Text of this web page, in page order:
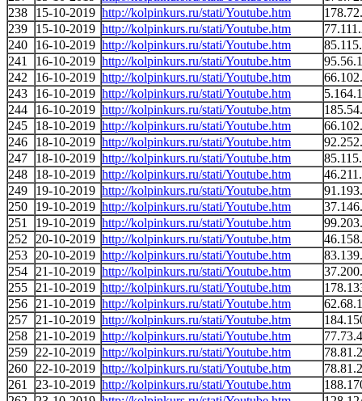
238
15-10-2019 http://kolpinkurs.ru/stati/Youtube.htm
239
15-10-2019 http://kolpinkurs.ru/stati/Youtube.htm
240
16-10-2019 http://kolpinkurs.ru/stati/Youtube.htm
241
16-10-2019 http://kolpinkurs.ru/stati/Youtube.htm
242
16-10-2019 http://kolpinkurs.ru/stati/Youtube.htm
243
16-10-2019 http://kolpinkurs.ru/stati/Youtube.htm
244
16-10-2019 http://kolpinkurs.ru/stati/Youtube.htm
245
18-10-2019 http://kolpinkurs.ru/stati/Youtube.htm
246
18-10-2019 http://kolpinkurs.ru/stati/Youtube.htm
247
18-10-2019 http://kolpinkurs.ru/stati/Youtube.htm
248
18-10-2019 http://kolpinkurs.ru/stati/Youtube.htm
249
19-10-2019 http://kolpinkurs.ru/stati/Youtube.htm
250
19-10-2019 http://kolpinkurs.ru/stati/Youtube.htm
251
19-10-2019 http://kolpinkurs.ru/stati/Youtube.htm
252
20-10-2019 http://kolpinkurs.ru/stati/Youtube.htm
253
20-10-2019 http://kolpinkurs.ru/stati/Youtube.htm
254
21-10-2019 http://kolpinkurs.ru/stati/Youtube.htm
255
21-10-2019 http://kolpinkurs.ru/stati/Youtube.htm
256
21-10-2019 http://kolpinkurs.ru/stati/Youtube.htm
257
21-10-2019 http://kolpinkurs.ru/stati/Youtube.htm
258
21-10-2019 http://kolpinkurs.ru/stati/Youtube.htm
259
22-10-2019 http://kolpinkurs.ru/stati/Youtube.htm
260
22-10-2019 http://kolpinkurs.ru/stati/Youtube.htm
261
23-10-2019 http://kolpinkurs.ru/stati/Youtube.htm